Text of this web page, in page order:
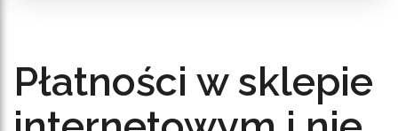
Płatności w sklepie